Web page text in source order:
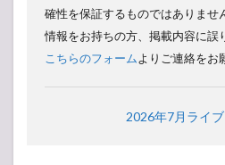
確性を保証するものではありませ
情報をお持ちの方、掲載内容に誤
こちらのフォームよりご連絡をお
2026年7月ライ